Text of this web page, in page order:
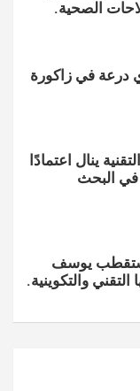
درعة في زاكورة
ينال اعتمادًا
في البحث
تستقطب يوسف
والتكوينية.